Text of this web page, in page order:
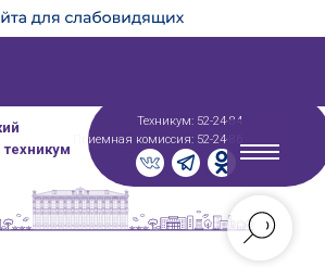
техникум
Техникум: 52-24-84
Приемная комиссия: 52-24-86